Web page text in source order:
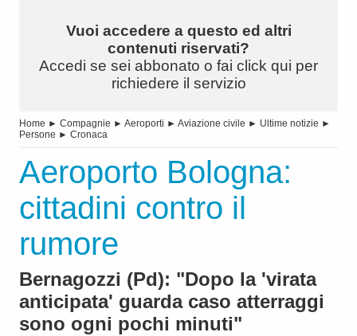
Vuoi accedere a questo ed altri
contenuti riservati?
Accedi se sei abbonato o fai click qui per
richiedere il servizio
Home ► Compagnie ► Aeroporti ► Aviazione civile ► Ultime notizie ►
Persone ► Cronaca
Aeroporto Bologna:
cittadini contro il
rumore
Bernagozzi (Pd): "Dopo la 'virata
anticipata' guarda caso atterraggi
sono ogni pochi minuti"